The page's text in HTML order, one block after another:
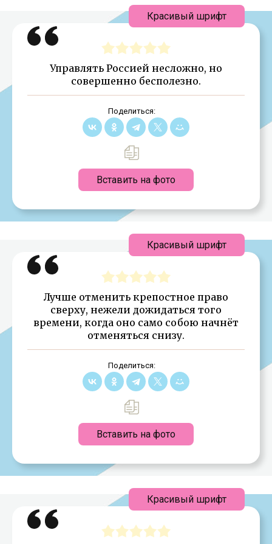
Управлять Россией несложно, но
совершенно бесполезно.
Поделиться:
Вставить на фото
Красивый шрифт
Лучше отменить крепостное право
сверху, нежели дожидаться того
времени, когда оно само собою начнёт
отменяться снизу.
Поделиться:
Вставить на фото
Красивый шрифт
Красивый шрифт